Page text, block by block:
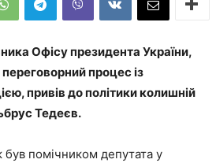
Офісу президента України,
процес із
привів до політики колишній
Тедеєв.
помічником депутата у